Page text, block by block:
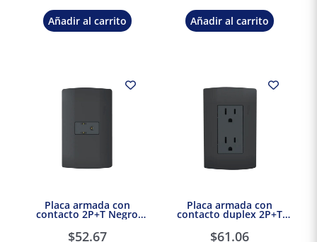
Añadir al carrito Añadir al carrito
Placa armada con
contacto 2P+T Negro
$52.67
Placa armada con
contacto duplex 2P+T
Negro Marisio Black
$61.06